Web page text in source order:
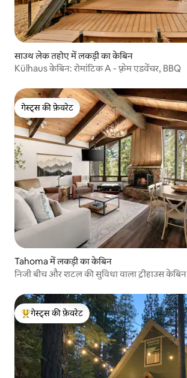
साउथ लेक तहोए में लकड़ी का केबिन
Külhaus केबिन: रोमांटिक A - फ़्रेम एडवेंचर, BBQ
गेस्ट्स की फ़ेवरेट
गेस्ट्स की फ़ेवरेट
Tahoma में लकड़ी का केबिन
निजी बीच और शटल की सुविधा वाला ट्रीहाउस केबिन
गेस्ट्स का टॉप फ़ेवरेट
गेस्ट्स की फ़ेवरेट